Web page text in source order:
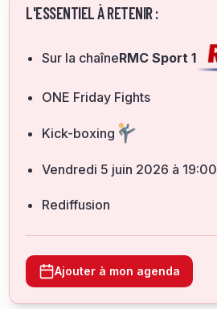
L'ESSENTIEL À RETENIR :
Sur la chaîneRMC Sport 1
ONE Friday Fights
Kick-boxing
vendredi 5 juin 2026 à 19:00
Rediffusion
Ajouter à mon agenda